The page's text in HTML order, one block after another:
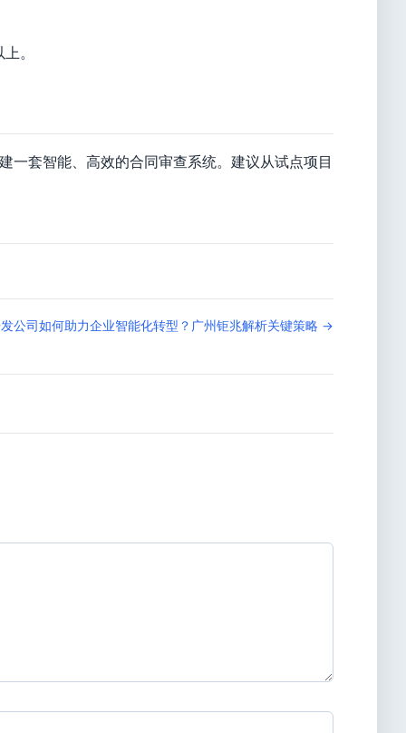
。
一套智能、高效的合同审查系统。建议从试点项目
公司如何助力企业智能化转型？广州钜兆解析关键策略 →